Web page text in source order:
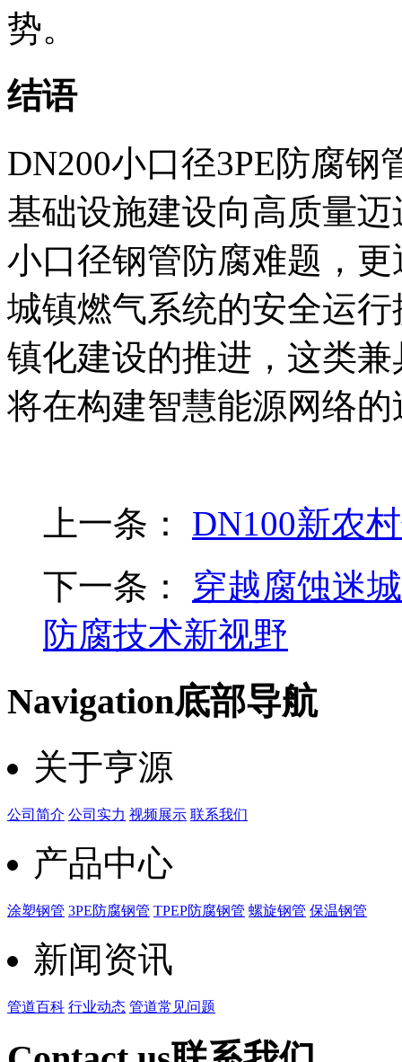
势。
结语
DN200小口径3PE防腐
基础设施建设向高质量
小口径钢管防腐难题，
城镇燃气系统的安全运
镇化建设的推进，这类
将在构建智慧能源网络
上一条： DN100新农
下一条： 穿越腐蚀迷
防腐技术新视野
Navigation底部导航
关于亨源
公司简介 公司实力 视频展示 联系我们
产品中心
涂塑钢管 3PE防腐钢管 TPEP防腐钢管 螺旋钢管 保温钢管
新闻资讯
管道百科 行业动态 管道常见问题